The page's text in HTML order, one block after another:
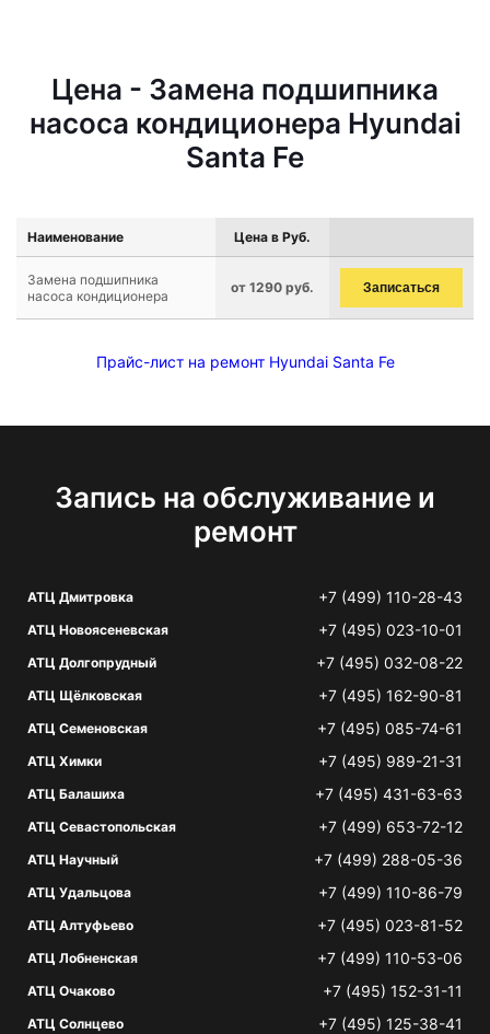
Цена - Замена подшипника
насоса кондиционера Hyundai
Santa Fe
Наименование Цена в Руб.
Замена подшипника
насоса кондиционера
от 1290 руб. Записаться
Прайс-лист на ремонт Hyundai Santa Fe
Запись на обслуживание и
ремонт
АТЦ Дмитровка +7 (499) 110-28-43
АТЦ Новоясеневская +7 (495) 023-10-01
АТЦ Долгопрудный +7 (495) 032-08-22
АТЦ Щёлковская +7 (495) 162-90-81
АТЦ Семеновская +7 (495) 085-74-61
АТЦ Химки +7 (495) 989-21-31
АТЦ Балашиха +7 (495) 431-63-63
АТЦ Севастопольская +7 (499) 653-72-12
АТЦ Научный +7 (499) 288-05-36
АТЦ Удальцова +7 (499) 110-86-79
АТЦ Алтуфьево +7 (495) 023-81-52
АТЦ Лобненская +7 (499) 110-53-06
АТЦ Очаково +7 (495) 152-31-11
АТЦ Солнцево +7 (495) 125-38-41